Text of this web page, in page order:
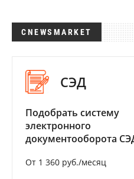
CNEWSMARKET
СЭД
Подобрать систему
электронного
документооборота
От 1 360 руб./месяц